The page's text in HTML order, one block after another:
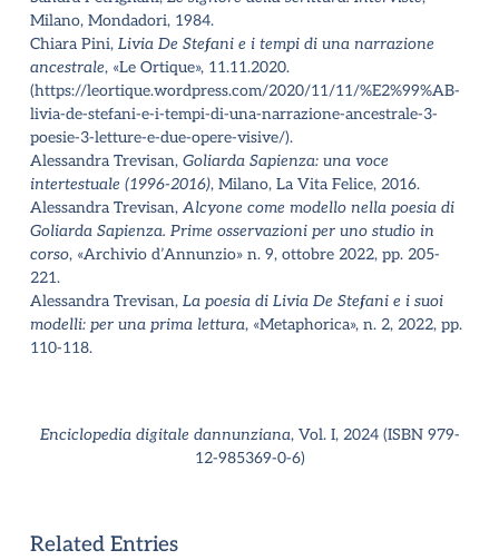
Milano, Mondadori, 1984.
Chiara Pini, Livia De Stefani e i tempi di una narrazione
ancestrale, «Le Ortique», 11.11.2020.
(https://leortique.wordpress.com/2020/11/11/%E2%99%AB-
livia-de-stefani-e-i-tempi-di-una-narrazione-ancestrale-3-
poesie-3-letture-e-due-opere-visive/).
Alessandra Trevisan, Goliarda Sapienza: una voce
intertestuale (1996-2016), Milano, La Vita Felice, 2016.
Alessandra Trevisan,Alcyone come modello nella poesia di
Goliarda Sapienza. Prime osservazioni per uno studio in
corso, «Archivio d’Annunzio» n. 9, ottobre 2022, pp. 205-
221.
Alessandra Trevisan, La poesia di Livia De Stefani e i suoi
modelli: per una prima lettura, «Metaphorica», n. 2, 2022, pp.
110-118.
Enciclopedia digitale dannunziana, Vol. I, 2024 (ISBN 979-
12-985369-0-6)
Related Entries